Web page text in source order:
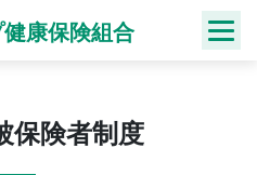
康保険組合
保険者制度